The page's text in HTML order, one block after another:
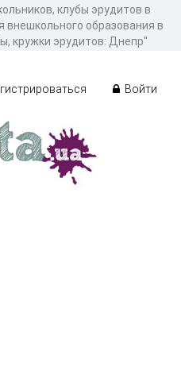
клубы эрудитов в
внешкольного образования в
кружки эрудитов: Днепр"
Войти